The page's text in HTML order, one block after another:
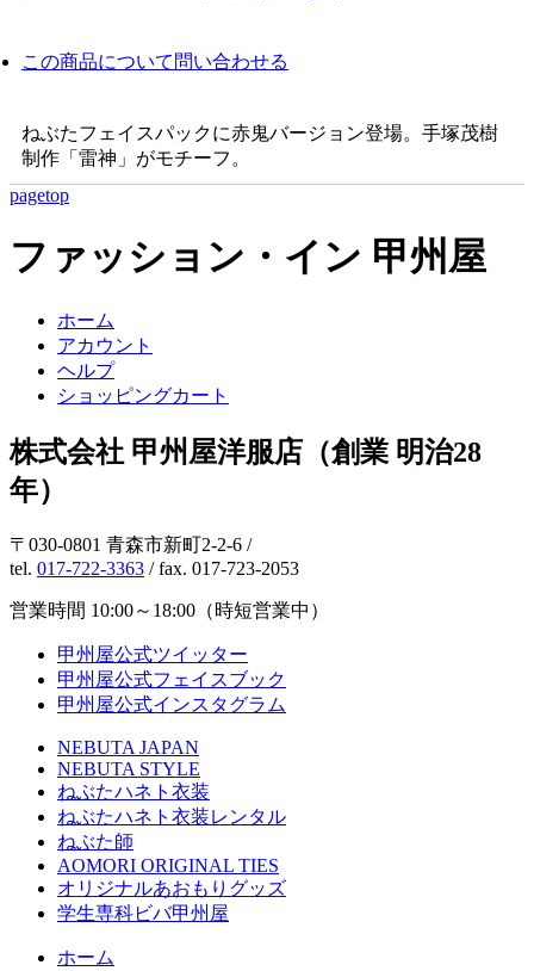
この商品について問い合わせる
ねぶたフェイスパックに赤鬼バージョン登場。手塚茂樹
制作「雷神」がモチーフ。
pagetop
ファッション・イン 甲州屋
ホーム
アカウント
ヘルプ
ショッピングカート
株式会社 甲州屋洋服店（創業 明治28
年）
〒030-0801 青森市新町2-2-6 /
tel. 017-722-3363 / fax. 017-723-2053
営業時間 10:00～18:00（時短営業中）
甲州屋公式ツイッター
甲州屋公式フェイスブック
甲州屋公式インスタグラム
NEBUTA JAPAN
NEBUTA STYLE
ねぶたハネト衣装
ねぶたハネト衣装レンタル
ねぶた師
AOMORI ORIGINAL TIES
オリジナルあおもりグッズ
学生専科ビバ甲州屋
ホーム